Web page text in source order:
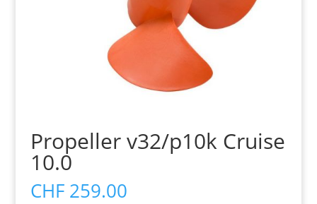
Propeller v32/p10k Cruise
10.0
CHF 259.00